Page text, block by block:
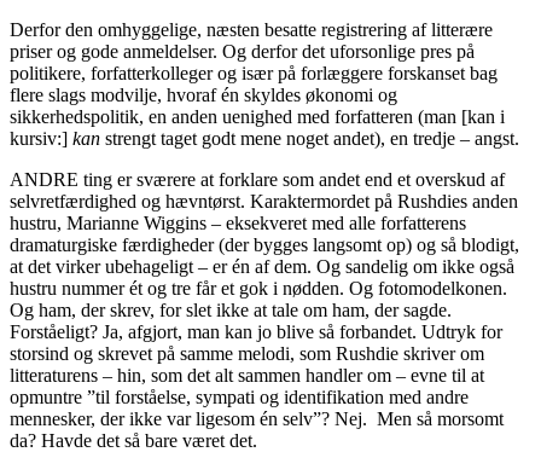
Derfor den omhyggelige, næsten besatte registrering af litterære
priser og gode anmeldelser. Og derfor det uforsonlige pres på
politikere, forfatterkolleger og især på forlæggere forskanset bag
flere slags modvilje, hvoraf én skyldes økonomi og
sikkerhedspolitik, en anden uenighed med forfatteren (man [kan i
kursiv:] kan strengt taget godt mene noget andet), en tredje – angst.
ANDRE ting er sværere at forklare som andet end et overskud af
selvretfærdighed og hævntørst. Karaktermordet på Rushdies anden
hustru, Marianne Wiggins – eksekveret med alle forfatterens
dramaturgiske færdigheder (der bygges langsomt op) og så blodigt,
at det virker ubehageligt – er én af dem. Og sandelig om ikke også
hustru nummer ét og tre får et gok i nødden. Og fotomodelkonen.
Og ham, der skrev, for slet ikke at tale om ham, der sagde.
Forståeligt? Ja, afgjort, man kan jo blive så forbandet. Udtryk for
storsind og skrevet på samme melodi, som Rushdie skriver om
litteraturens – hin, som det alt sammen handler om – evne til at
opmuntre ”til forståelse, sympati og identifikation med andre
mennesker, der ikke var ligesom én selv”? Nej. Men så morsomt
da? Havde det så bare været det.